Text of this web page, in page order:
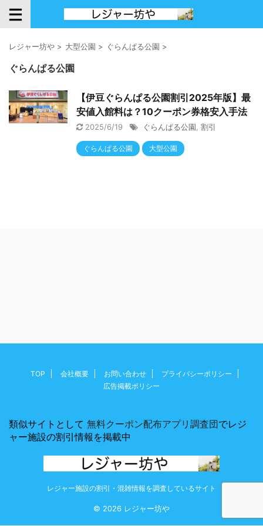
レジャー坊や > 大型公園 > ぐらんぱる公園 >
ぐらんぱる公園
【伊豆ぐらんぱる公園割引2025年版】最
安値入館料は？10クーポン券格安入手法
2025/6/19 ぐらんぱる公園 割引
ぐらんぱる公園 大型公園
TOP 会社概要 お問い合わせ
プライバシーポリシー
広告掲載ポリシー
類似サイトとして 無料クーポン配布アプリ調査団でレジ
ャー施設の割引情報を掲載中
レジャー施設の割引・混雑情報を調査しているサイト
© 2026 レジャー坊や